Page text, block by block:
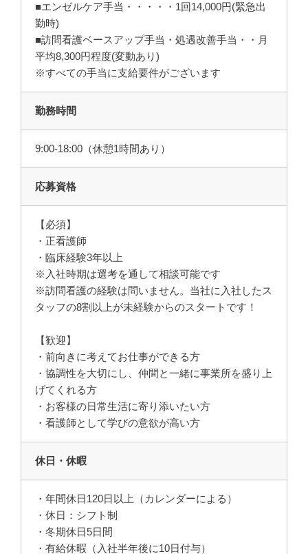
■エンゼルケア手当・・・・・1回14,000円(緊急出
勤時)
■訪問看護ベースアップ手当・処遇改善手当・・月
平均8,300円程度(変動あり)
※すべての手当に支給要件がございます
勤務時間
9:00-18:00（休憩1時間あり）
応募資格
【必須】
・正看護師
・臨床経験3年以上
※入社時期は選考を通して相談可能です
※訪問看護の経験は問いません。当社に入社したス
タッフの8割以上が未経験からのスタートです！
【歓迎】
・前向きに考えてお仕事ができる方
・協調性を大切にし、仲間と一緒に事業所を盛り上
げてくれる方
・お客様の日常生活に寄り添いたい方
・看護師として学びの意欲が高い方
休日・休暇
・年間休日120日以上（カレンダーによる）
・休日：シフト制
・冬期休日5日間
・有給休暇（入社半年後に10日付与）